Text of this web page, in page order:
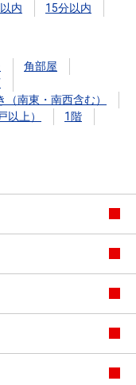
内
15分以内
角部屋
（南東・南西含む）
以上）
1階